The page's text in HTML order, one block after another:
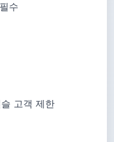
수
슬 고객 제한